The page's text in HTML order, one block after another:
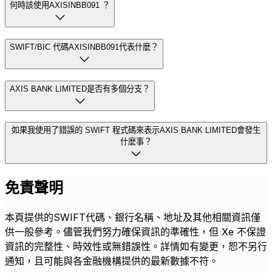
何時該使用AXISINBB091 ？
SWIFT/BIC 代碼AXISINBB091代表什麼？
AXIS BANK LIMITED是否有多個分支？
如果我使用了錯誤的 SWIFT 程式碼來表示AXIS BANK LIMITED會發生
什麼事？
免責聲明
本頁提供的SWIFT代碼、銀行名稱、地址及其他相關資訊僅
供一般參考。儘管我們努力確保資訊的準確性，但 Xe 不保證
資訊的完整性、時效性或無錯誤性。詳情如有變更，恕不另行
通知，且可能與各金融機構提供的最新數據不符。